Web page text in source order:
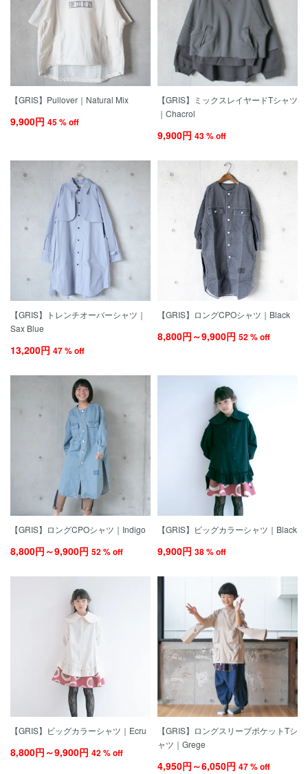
【GRIS】Pullover｜Natural Mix
9,900円 45 % off
【GRIS】ミックスレイヤードTシャツ
｜Chacrol
9,900円 43 % off
【GRIS】トレンチオーバーシャツ｜
Sax Blue
13,200円 47 % off
【GRIS】ロングCPOシャツ｜Black
8,800円～9,900円 52 % off
【GRIS】ロングCPOシャツ｜Indigo
8,800円～9,900円 52 % off
【GRIS】ビッグカラーシャツ｜Black
9,900円 38 % off
【GRIS】ビッグカラーシャツ｜Ecru
8,800円～9,900円 42 % off
【GRIS】ロングスリーブポケットTシ
ャツ｜Grege
4,950円～6,050円 47 % off